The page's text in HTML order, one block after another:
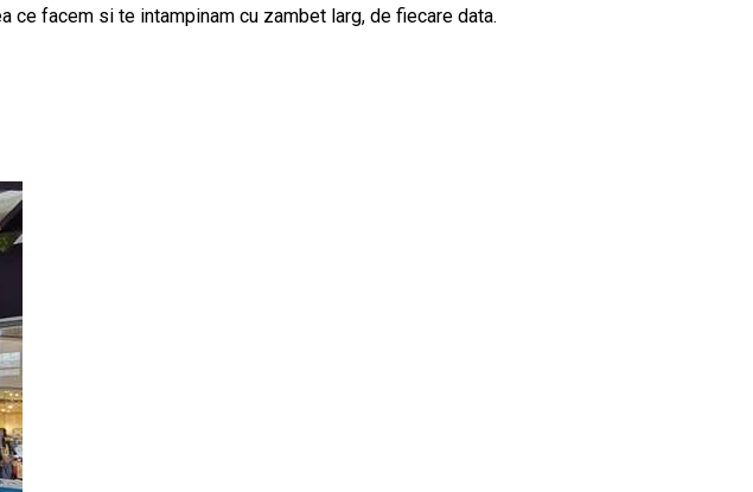
ce facem si te intampinam cu zambet larg, de fiecare data.